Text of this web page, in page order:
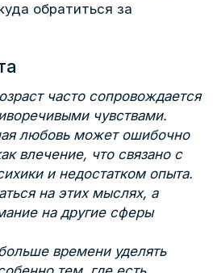
обратиться за
часто сопровождается
чувствами.
любовь может ошибочно
влечение, что связано с
и недостатком опыта.
на этих мыслях, а
на другие сферы
времени уделять